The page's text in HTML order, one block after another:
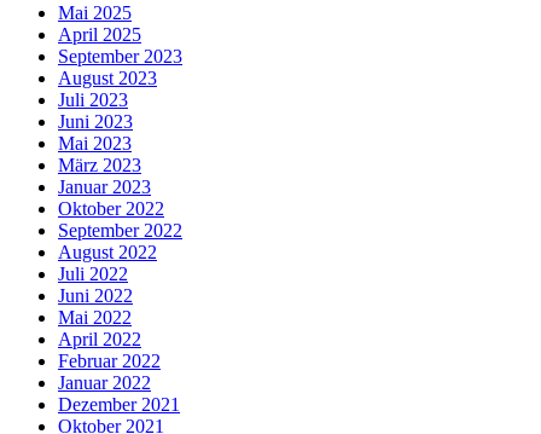
Mai 2025
April 2025
September 2023
August 2023
Juli 2023
Juni 2023
Mai 2023
März 2023
Januar 2023
Oktober 2022
September 2022
August 2022
Juli 2022
Juni 2022
Mai 2022
April 2022
Februar 2022
Januar 2022
Dezember 2021
Oktober 2021